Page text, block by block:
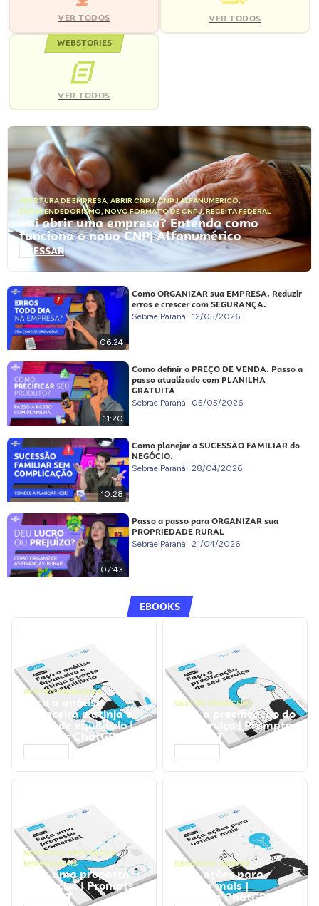
VER TODOS VER TODOS
WEBSTORIES
VER TODOS
ABERTURA DE EMPRESA, ABRIR CNPJ,CNPJ ALFANUMÉRICO,
EMPREENDEDORISMO, NOVO FORMATO DE CNPJ,RECEITA FEDERAL
Vai abrir uma empresa? Entenda como
funciona o novo CNPJ Alfanumérico
ACESSAR
06:24
Como ORGANIZAR sua EMPRESA. Reduzir
erros e crescer com SEGURANÇA.
Sebrae Paraná 12/05/2026
11:20
Como definir o PREÇO DE VENDA. Passo a
passo atualizado com PLANILHA
GRATUITA
Sebrae Paraná 05/05/2026
10:28
Como planejar a SUCESSÃO FAMILIAR do
NEGÓCIO.
Sebrae Paraná 28/04/2026
07:43
Passo a passo para ORGANIZAR sua
PROPRIEDADE RURAL
Sebrae Paraná 21/04/2026
EBOOKS
GESTÃO FINANCEIRA
Faça a análise
financeira e atinja o
ponto de equilíbrio |
Prompts ChatGPT
GESTÃO FINANCEIRA
Faça a precificação do
seu serviço | Prompts
ChatGPT
NEGÓCIOS, PROCESSOS
EMPRESARIAIS
Faça uma proposta
comercial | Prompts
ChatGPT
NEGÓCIOS, VENDAS
Faça ações para
vender mais |
Prompts ChatGPT